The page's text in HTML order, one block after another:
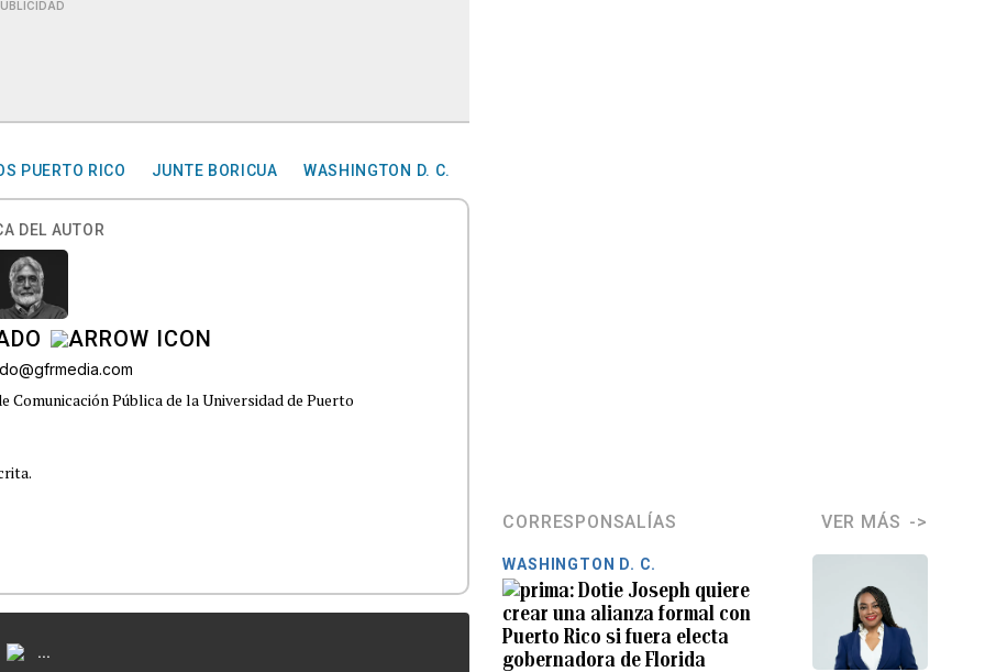
PUERTO RICO JUNTE BORICUA WASHINGTON D. C.
DEL AUTOR
Comunicación Pública de la Universidad de Puerto
...
CORRESPONSALÍAS VER MÁS
WASHINGTON D. C.
Dotie Joseph quiere
crear una alianza formal con
Puerto Rico si fuera electa
gobernadora de Florida